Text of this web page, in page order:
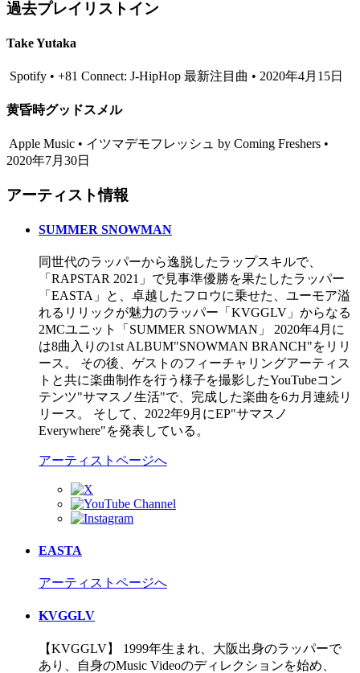
過去プレイリストイン
Take Yutaka
Spotify • +81 Connect: J-HipHop 最新注目曲 • 2020年4月15日
黄昏時グッドスメル
Apple Music • イツマデモフレッシュ by Coming Freshers •
2020年7月30日
アーティスト情報
SUMMER SNOWMAN
同世代のラッパーから逸脱したラップスキルで、
「RAPSTAR 2021」で見事準優勝を果たしたラッパー
「EASTA」と、卓越したフロウに乗せた、ユーモア溢
れるリリックが魅力のラッパー「KVGGLV」からなる
2MCユニット「SUMMER SNOWMAN」 2020年4月に
は8曲入りの1st ALBUM"SNOWMAN BRANCH"をリリ
ース。 その後、ゲストのフィーチャリングアーティス
トと共に楽曲制作を行う様子を撮影したYouTubeコン
テンツ"サマスノ生活"で、完成した楽曲を6カ月連続リ
リース。 そして、2022年9月にEP"サマスノ
Everywhere"を発表している。
アーティストページへ
EASTA
アーティストページへ
KVGGLV
【KVGGLV】 1999年生まれ、大阪出身のラッパーで
あり、自身のMusic Videoのディレクションを始め、